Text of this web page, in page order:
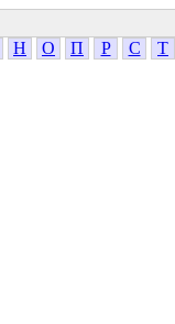
Н О П Р С Т